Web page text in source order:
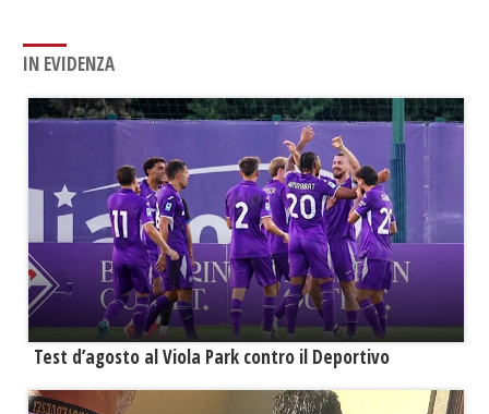
IN EVIDENZA
Test d’agosto al Viola Park contro il Deportivo